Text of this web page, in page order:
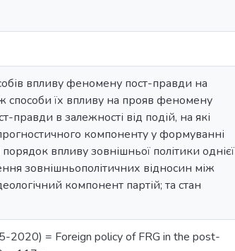
впливу феномену пост-правди на
способи їх впливу на прояв феномену
правди в залежності від подій, на які
компоненту у формуванні
впливу зовнішньої політики однієї
зовнішньополітичних відносин між
компонент партій; та стан
2020) = Foreign policy of FRG in the post-